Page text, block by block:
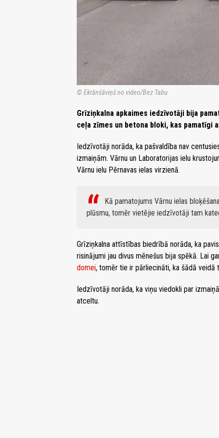
© Ekrānšāviņš no video/Bez Tabu
Grīziņkalna apkaimes iedzīvotāji bija
ceļa zīmes un betona bloki, kas pamatīgi
Iedzīvotāji norāda, ka pašvaldība nav
izmaiņām. Vārnu un Laboratorijas ielu
Vārnu ielu Pērnavas ielas virzienā.
Kā pamatojums Vārnu ielas
plūsmu, tomēr vietējie iedzīvotāji tam
Grīziņkalna attīstības biedrībā norāda, ka
risinājumi jau divus mēnešus bija spēkā. Lai
domei, tomēr tie ir pārliecināti, ka šādā
Iedzīvotāji norāda, ka viņu viedokli par
atceltu.